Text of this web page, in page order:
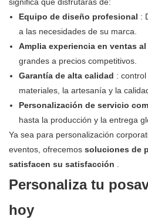
significa que disfrutarás de:
Equipo de diseño profesional :
a las necesidades de su marca.
Amplia experiencia en ventas
grandes a precios competitivos.
Garantía de alta calidad :
materiales, la artesanía y la
Personalización de servicio
hasta la producción y la entrega
Ya sea para personalización
eventos, ofrecemos soluciones de
satisfacen su satisfacción .
Personaliza tu
hoy